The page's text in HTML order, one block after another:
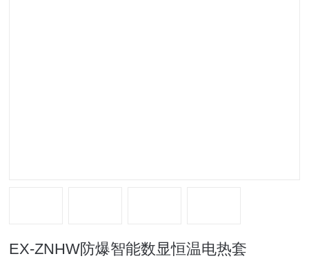
EX-ZNHW防爆智能数显恒温电热套